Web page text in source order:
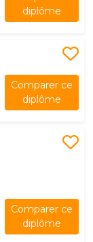
diplôme
Comparer ce
diplôme
Comparer ce
diplôme